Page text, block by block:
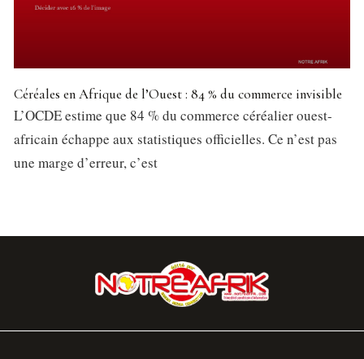
Céréales en Afrique de l’Ouest : 84 % du commerce invisible
L’OCDE estime que 84 % du commerce céréalier ouest-
africain échappe aux statistiques officielles. Ce n’est pas
une marge d’erreur, c’est